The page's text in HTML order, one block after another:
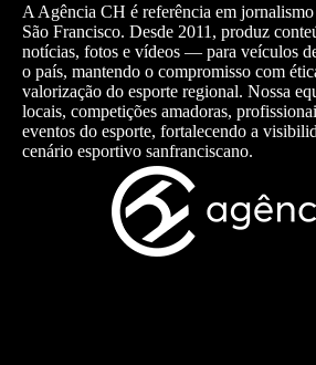
A Agência CH é referência em
São Francisco. Desde 2011, produz
notícias, fotos e vídeos — para veículos
o país, mantendo o compromisso com
valorização do esporte regional. Nossa
locais, competições amadoras,
eventos do esporte, fortalecendo a
cenário esportivo sanfranciscano.